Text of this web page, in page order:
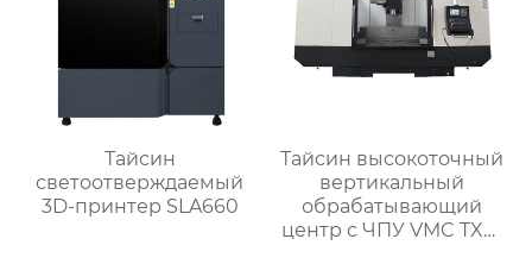
Тайсин
светоотверждаемый
3D-принтер SLA660
Тайсин высокоточный
вертикальный
обрабатывающий
центр с ЧПУ VMC TXP-